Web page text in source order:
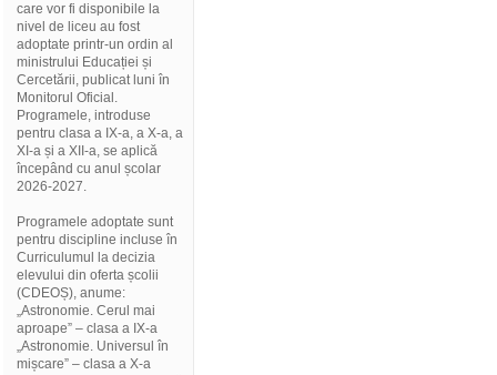
care vor fi disponibile la
nivel de liceu au fost
adoptate printr-un ordin al
ministrului Educației și
Cercetării, publicat luni în
Monitorul Oficial.
Programele, introduse
pentru clasa a IX-a, a X-a, a
XI-a și a XII-a, se aplică
începând cu anul școlar
2026-2027.
Programele adoptate sunt
pentru discipline incluse în
Curriculumul la decizia
elevului din oferta școlii
(CDEOȘ), anume:
„Astronomie. Cerul mai
aproape” – clasa a IX-a
„Astronomie. Universul în
mișcare” – clasa a X-a